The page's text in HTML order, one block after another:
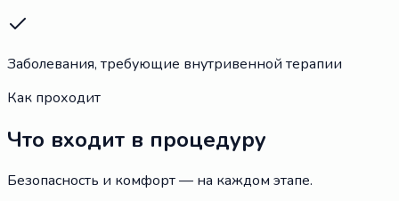
Заболевания, требующие внутривенной терапии
Как проходит
Что входит в процедуру
Безопасность и комфорт — на каждом этапе.